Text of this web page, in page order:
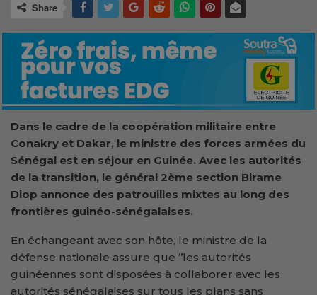
Share
Dans le cadre de la coopération militaire entre
Conakry et Dakar, le ministre des forces armées du
Sénégal est en séjour en Guinée. Avec les autorités
de la transition, le général 2ème section Birame
Diop annonce des patrouilles mixtes au long des
frontières guinéo-sénégalaises.
En échangeant avec son hôte, le ministre de la
défense nationale assure que ‘’les autorités
guinéennes sont disposées à collaborer avec les
autorités sénégalaises sur tous les plans sans